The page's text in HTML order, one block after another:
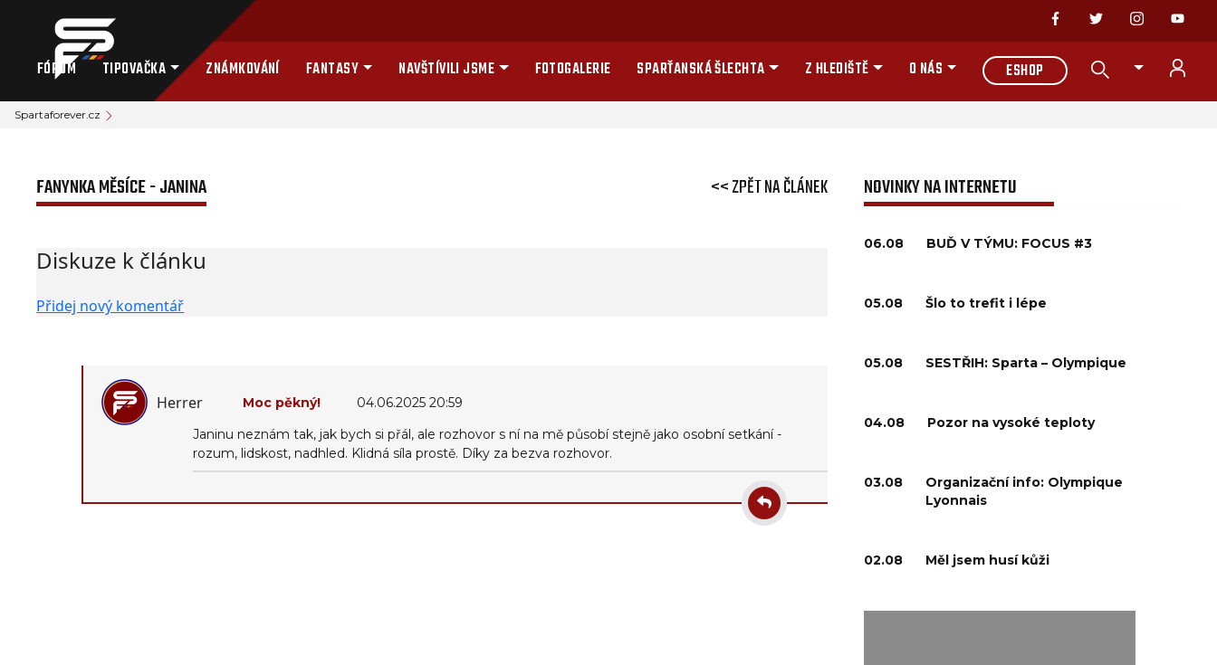
FÓRUM TIPOVAČKA ZNÁMKOVÁNÍ FANTASY NAVŠTÍVILI JSME FOTOGALERIE SPARŤANSKÁ ŠLECHTA Z HLEDIŠTĚ O NÁS ESHOP
Spartaforever.cz
FANYNKA MĚSÍCE - JANINA << ZPĚT NA ČLÁNEK
Diskuze k článku
Přidej nový komentář
Herrer Moc pěkný!
04.06.2025 20:59
Janinu neznám tak, jak bych si přál, ale rozhovor s ní na mě působí stejně jako osobní setkání -
rozum, lidskost, nadhled. Klidná síla prostě. Díky za bezva rozhovor.
NOVINKY NA INTERNETU
06.08 BUĎ V TÝMU: FOCUS #3
05.08 Šlo to trefit i lépe
05.08 SESTŘIH: Sparta – Olympique
04.08 Pozor na vysoké teploty
03.08
Organizační info: Olympique
Lyonnais
02.08 Měl jsem husí kůži